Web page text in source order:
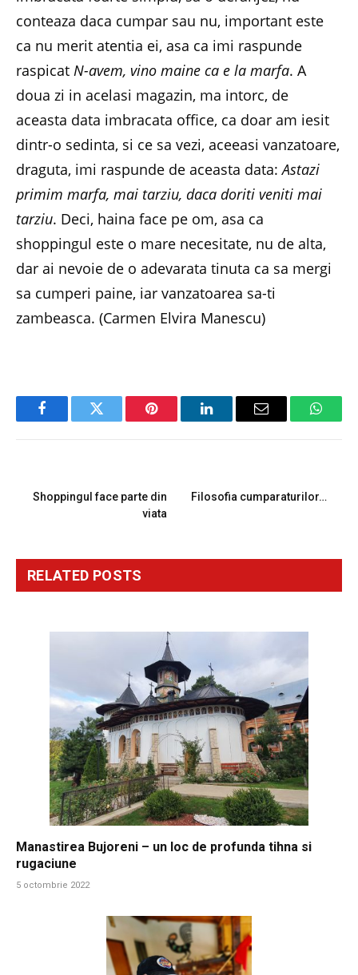
conteaza daca cumpar sau nu, important este
ca nu merit atentia ei, asa ca imi raspunde
raspicat N-avem, vino maine ca e la marfa. A
doua zi in acelasi magazin, ma intorc, de
aceasta data imbracata office, ca doar am iesit
dintr-o sedinta, si ce sa vezi, aceeasi vanzatoare,
draguta, imi raspunde de aceasta data:Astazi
primim marfa, mai tarziu, daca doriti veniti mai
tarziu. Deci, haina face pe om, asa ca
shoppingul este o mare necesitate, nu de alta,
dar ai nevoie de o adevarata tinuta ca sa mergi
sa cumperi paine, iar vanzatoarea sa-ti
zambeasca. (Carmen Elvira Manescu)
FacebookTwitter Pinterest LinkedInEmail
Shoppingul face parte din
viata
Filosofia cumparaturilor…
RELATED POSTS
Manastirea Bujoreni – un loc de profunda tihna si
rugaciune
5 octombrie 2022